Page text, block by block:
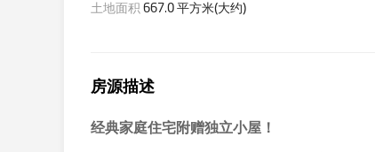
土地面积 667.0 平方米(大约)
房源描述
经典家庭住宅附赠独立小屋！